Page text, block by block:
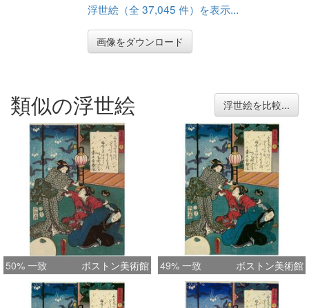
浮世絵（全 37,045 件）を表示...
画像をダウンロード
類似の浮世絵 浮世絵を比較...
50% 一致 ボストン美術館 49% 一致 ボストン美術館